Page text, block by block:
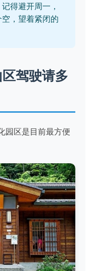
得避开周一，
，望着紧闭的
驾驶请多
园区是目前最方便